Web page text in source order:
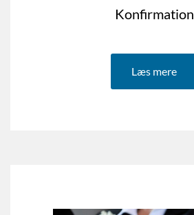
Konfirmation
Læs mere